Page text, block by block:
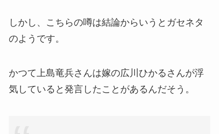
しかし、こちらの噂は結論からいうとガセネタ
のようです。
かつて上島竜兵さんは嫁の広川ひかるさんが浮
気していると発言したことがあるんだそう。